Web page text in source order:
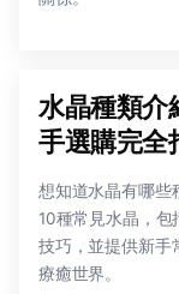
水晶種類介
手選購完全
想知道水晶有哪些
10種常見水晶，
技巧，並提供新手
療癒世界。